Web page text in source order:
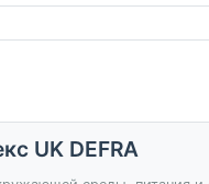
UK DEFRA